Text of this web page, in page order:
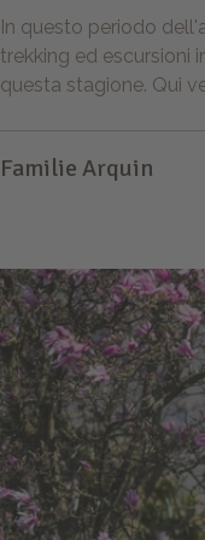
In questo periodo
trekking ed escursioni
questa stagione. Qui
Familie Arquin